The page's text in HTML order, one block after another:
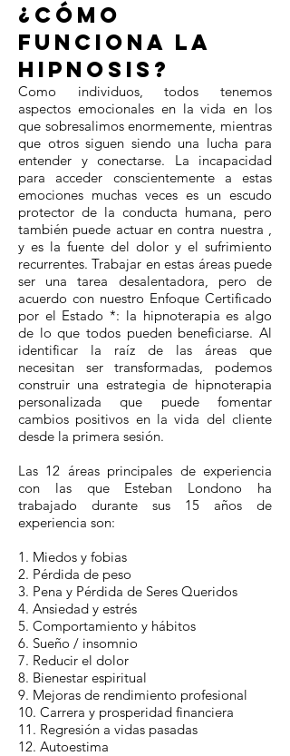
¿Cómo
funciona la
hipnosis?
Como individuos, todos tenemos
aspectos emocionales en la vida en los
que sobresalimos enormemente, mientras
que otros siguen siendo una lucha para
entender y conectarse. La incapacidad
para acceder conscientemente a estas
emociones muchas veces es un escudo
protector de la conducta humana, pero
también puede actuar en contra nuestra ,
y es la fuente del dolor y el sufrimiento
recurrentes. Trabajar en estas áreas puede
ser una tarea desalentadora, pero de
acuerdo con nuestro Enfoque Certificado
por el Estado *: la hipnoterapia es algo
de lo que todos pueden beneficiarse. Al
identificar la raíz de las áreas que
necesitan ser transformadas, podemos
construir una estrategia de hipnoterapia
personalizada que puede fomentar
cambios positivos en la vida del cliente
desde la primera sesión.
Las 12 áreas principales de experiencia
con las que Esteban Londono ha
trabajado durante sus 15 años de
experiencia son:
1. Miedos y fobias
2. Pérdida de peso
3. Pena y Pérdida de Seres Queridos
4. Ansiedad y estrés
5. Comportamiento y hábitos
6. Sueño / insomnio
7. Reducir el dolor
8. Bienestar espiritual
9. Mejoras de rendimiento profesional
10. Carrera y prosperidad financiera
11. Regresión a vidas pasadas
12. Autoestima